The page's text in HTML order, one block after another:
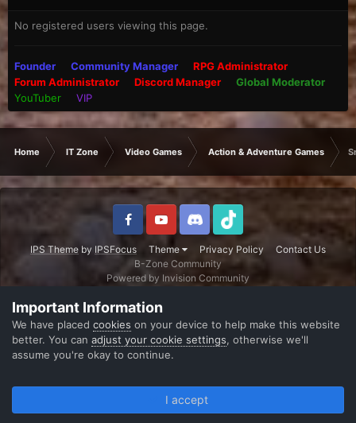
No registered users viewing this page.
Founder Community Manager
RPG Administrator
Forum Administrator
Discord Manager
Global Moderator
YouTuber
VIP
Home IT Zone Video Games Action & Adventure Games
IPS Theme by IPSFocus Theme Privacy Policy
Contact Us
B-Zone Community
Powered by Invision Community
Important Information
We have placed cookies on your device to help make this website
better. You can adjust your cookie settings, otherwise we'll
assume you're okay to continue.
I accept